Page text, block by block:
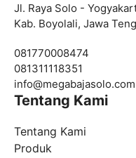
Jl. Raya Solo -
Kab. Boyolali, Jawa
081770008474
081311118351
info@megabajasolo.com
Tentang Kami
Tentang Kami
Produk